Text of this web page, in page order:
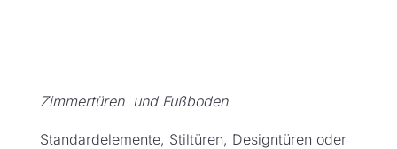
Zimmertüren und Fußboden
Standardelemente, Stiltüren, Designtüren oder